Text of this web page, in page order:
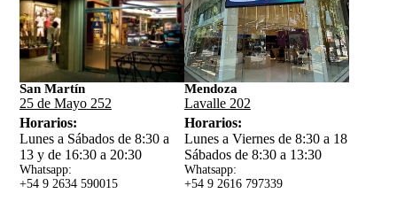
San Martín
25 de Mayo 252
Horarios:
Lunes a Sábados de 8:30 a
13 y de 16:30 a 20:30
Whatsapp:
+54 9 2634 590015
Mendoza
Lavalle 202
Horarios:
Lunes a Viernes de 8:30 a 18
Sábados de 8:30 a 13:30
Whatsapp:
+54 9 2616 797339